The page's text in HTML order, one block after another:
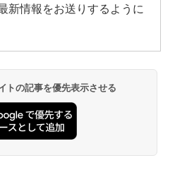
新情報をお送りするように
トの記事を優先表示させる